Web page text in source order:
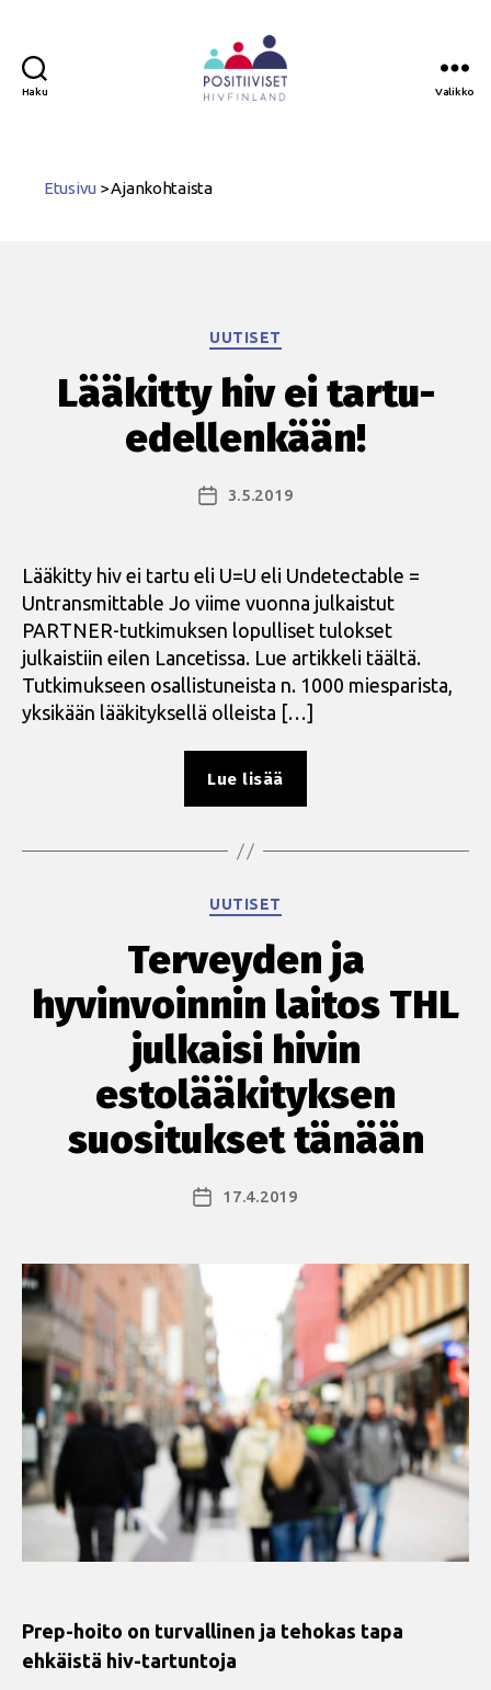
Haku Valikko
Etusivu >Ajankohtaista
Kategoriat
UUTISET
Lääkitty hiv ei tartu-
edellenkään!
Julkaisupäivämäärä
3.5.2019
Lääkitty hiv ei tartu eli U=U eli Undetectable =
Untransmittable Jo viime vuonna julkaistut
PARTNER-tutkimuksen lopulliset tulokset
julkaistiin eilen Lancetissa. Lue artikkeli täältä.
Tutkimukseen osallistuneista n. 1000 miesparista,
yksikään lääkityksellä olleista […]
Lue lisää
tartu-
Kategoriat
UUTISET
Terveyden ja
hyvinvoinnin laitos THL
julkaisi hivin
estolääkityksen
suositukset tänään
Julkaisupäivämäärä
17.4.2019
Prep-hoito on turvallinen ja tehokas tapa
ehkäistä hiv-tartuntoja